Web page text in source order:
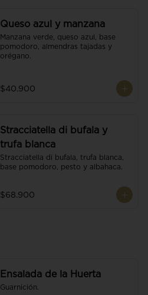
Queso azul y manzana
Manzana verde, queso azul, base
pomodoro, almendras tajadas y
orégano.
$40.900
Stracciatella di bufala y
trufa blanca
Stracciatella di bufala, trufa blanca,
base pomodoro, pesto y albahaca.
$68.900
Ensalada de la Huerta
Guarnición.